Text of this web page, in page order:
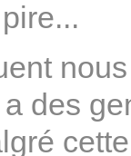
des